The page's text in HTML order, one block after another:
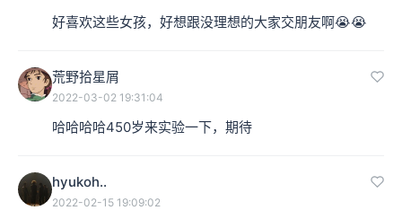
好喜欢这些女孩，好想跟没理想的大家交朋友啊😭😭
荒野拾星屑
2022-03-02 19:31:04
哈哈哈哈450岁来实验一下，期待
hyukoh..
2022-02-15 19:09:02